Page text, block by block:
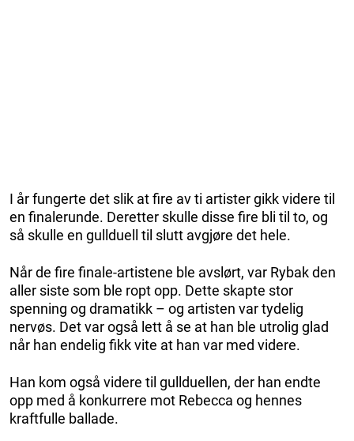
I år fungerte det slik at fire av ti artister gikk videre til
en finalerunde. Deretter skulle disse fire bli til to, og
så skulle en gullduell til slutt avgjøre det hele.
Når de fire finale-artistene ble avslørt, var Rybak den
aller siste som ble ropt opp. Dette skapte stor
spenning og dramatikk – og artisten var tydelig
nervøs. Det var også lett å se at han ble utrolig glad
når han endelig fikk vite at han var med videre.
Han kom også videre til gullduellen, der han endte
opp med å konkurrere mot Rebecca og hennes
kraftfulle ballade.